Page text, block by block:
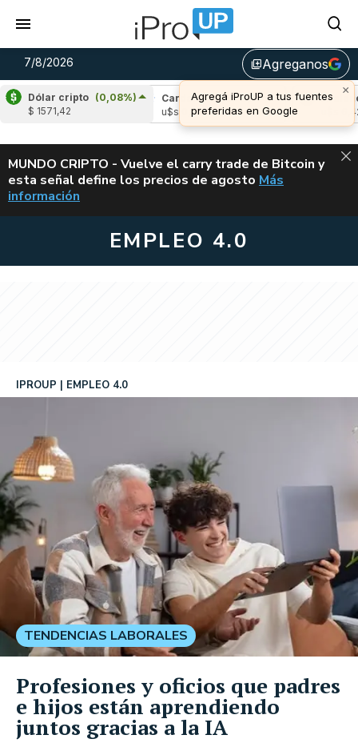
7/8/2026 library_addAgreganos
×
Agregá iProUP a tus fuentes
preferidas en Google
Dólar cripto (0,08%)
$ 1571,42
(-2,19%)
Cardano
(6,67%)
u$s 0,20
Avalanche
ALERTA
MUNDO CRIPTO - Vuelve el carry trade de Bitcoin y
esta señal define los precios de agosto VUELVE EL
Más
información
EMPLEO 4.0
IPROUP EMPLEO 4.0
TENDENCIAS LABORALES
Profesiones y oficios que padres
e hijos están aprendiendo
juntos gracias a la IA